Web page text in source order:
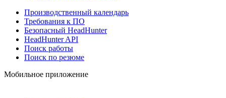
Производственный календарь
Требования к ПО
Безопасный HeadHunter
HeadHunter API
Поиск работы
Поиск по резюме
Мобильное приложение